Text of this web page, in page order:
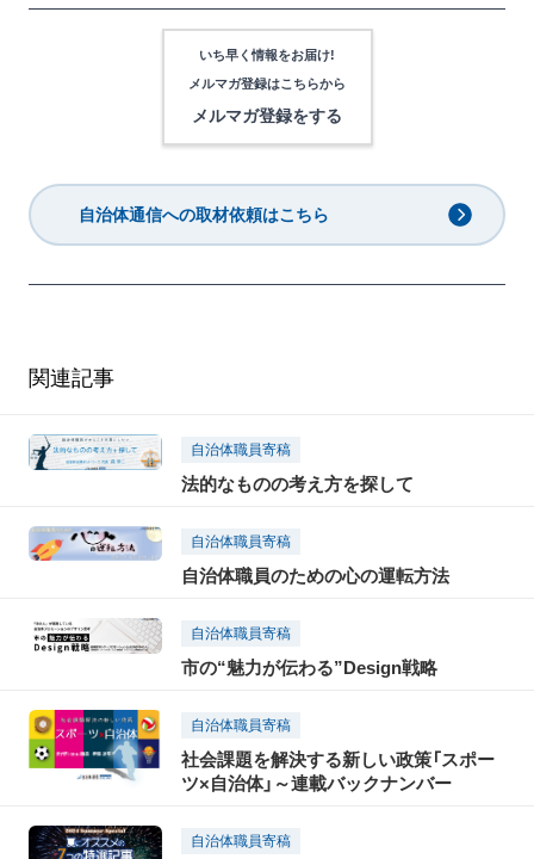
いち早く情報をお届け!
メルマガ登録はこちらから
メルマガ登録をする
自治体通信への取材依頼はこちら
関連記事
自治体職員寄稿
法的なものの考え方を探して
自治体職員寄稿
自治体職員のための心の運転方法
自治体職員寄稿
市の“魅力が伝わる”Design戦略
自治体職員寄稿
社会課題を解決する新しい政策「スポー
ツ×自治体」～連載バックナンバー
自治体職員寄稿